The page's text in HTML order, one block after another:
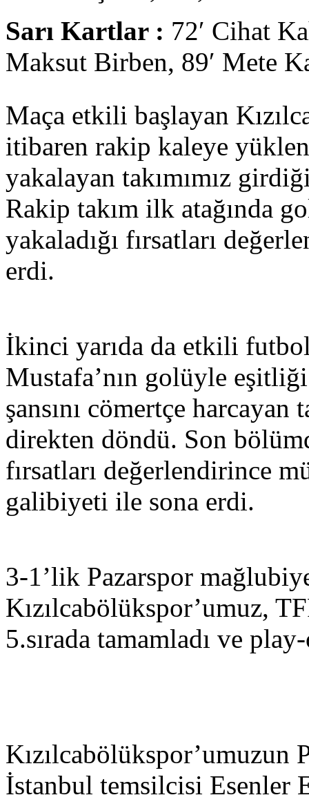
Sarı Kartlar : 72′ Cihat
Maksut Birben, 89′ Mete
Maça etkili başlayan
itibaren rakip kaleye
yakalayan takımımız
Rakip takım ilk atağında
yakaladığı fırsatları
erdi.
İkinci yarıda da etkili
Mustafa’nın golüyle
şansını cömertçe harcayan
direkten döndü. Son
fırsatları değerlendirince
galibiyeti ile sona erdi.
3-1’lik Pazarspor
Kızılcabölükspor’umuz,
5.sırada tamamladı ve
İstanbul temsilcisi Esenler